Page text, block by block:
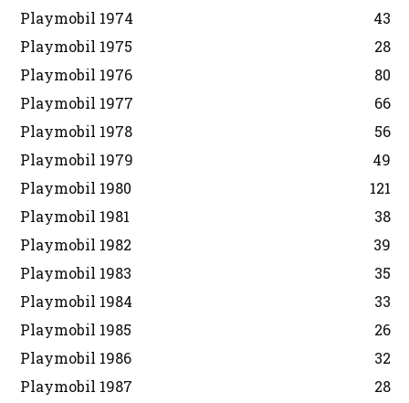
Playmobil 1974
43
Playmobil 1975
28
Playmobil 1976
80
Playmobil 1977
66
Playmobil 1978
56
Playmobil 1979
49
Playmobil 1980
121
Playmobil 1981
38
Playmobil 1982
39
Playmobil 1983
35
Playmobil 1984
33
Playmobil 1985
26
Playmobil 1986
32
Playmobil 1987
28